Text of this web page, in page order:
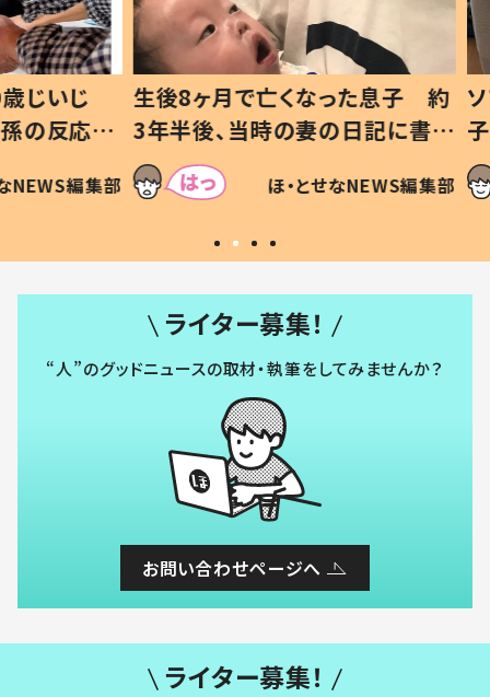
じ
応に
編集部
生後8ヶ月で亡くなった息子 約
3年半後、当時の妻の日記に書い
てあった本音とは
ほ・とせなNEWS編集部
ソフ
子 し
すべ
いから
ライター募集！
“人”のグッドニュースの取材・執筆をしてみませんか？
お問い合わせページへ
ライター募集！